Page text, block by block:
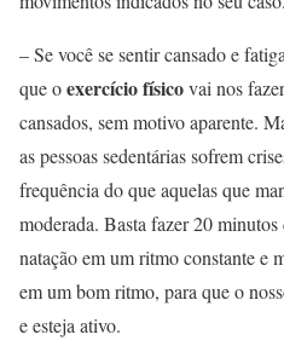
– Se você se sentir cansado e
que oexercício físicovai nos
cansados, sem motivo aparente.
as pessoas sedentárias sofrem
frequência do que aquelas que
moderada. Basta fazer 20
natação em um ritmo constante e
em um bom ritmo, para que o
e esteja ativo.